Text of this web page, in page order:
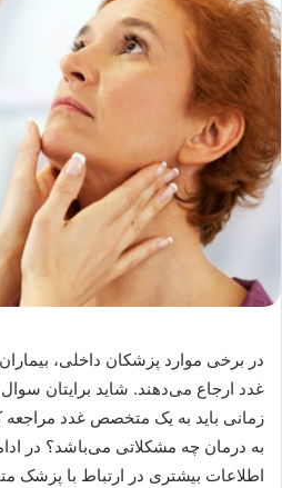
در برخی موارد پزشکان داخلی،
غدد ارجاع می‌دهند. شاید برایتان
زمانی باید به یک متخصص غدد
به درمان چه مشکلاتی می‌باشد؟ در
اطلاعات بیشتری در ارتباط با پزشک